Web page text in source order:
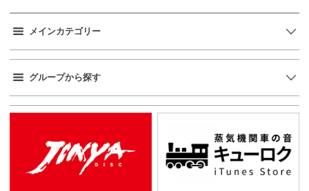
メインカテゴリー
グループから探す